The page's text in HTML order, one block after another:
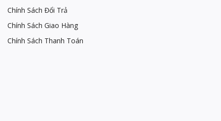
Chính Sách Đổi Trả
Chính Sách Giao Hàng
Chính Sách Thanh Toán